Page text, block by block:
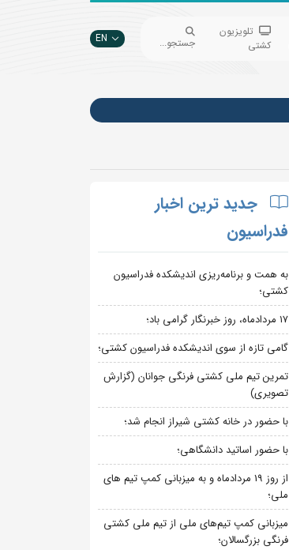
تلویزیون
کشتی
جستجو... EN
جدید ترین اخبار
فدراسیون
به همت و برنامه‌ریزی اندیشکده فدراسیون
کشتی؛
۱۷ مردادماه، روز خبرنگار گرامی باد؛
گامی تازه از سوی اندیشکده فدراسیون کشتی؛
تمرین تیم ملی کشتی فرنگی جوانان (گزارش
تصویری)
با حضور در خانه کشتی شیراز انجام شد؛
با حضور اساتید دانشگاهی؛
از روز 19 مردادماه و به میزبانی کمپ تیم های
ملی؛
میزبانی کمپ تیم‌های ملی از تیم ملی کشتی
فرنگی بزرگسالان؛